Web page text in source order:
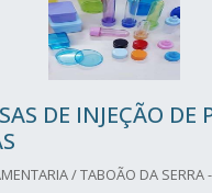
DE INJEÇÃO DE
/ TABOÃO DA SERRA